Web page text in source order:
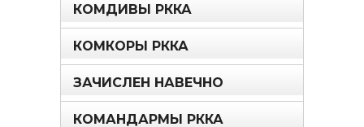
КОМДИВЫ РККА
КОМКОРЫ РККА
ЗАЧИСЛЕН НАВЕЧНО
КОМАНДАРМЫ РККА